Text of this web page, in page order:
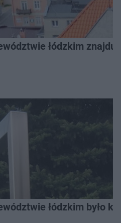
łódzkim
łódzkim było